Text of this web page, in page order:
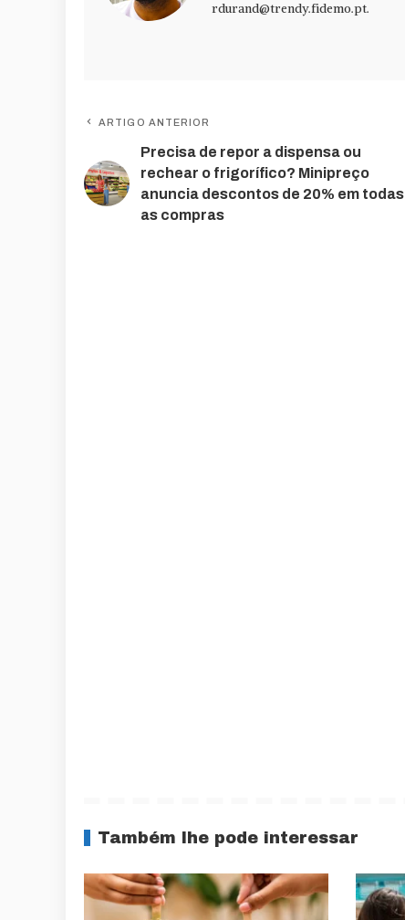
rdurand@trendy.fidemo.pt.
ARTIGO ANTERIOR
Precisa de repor a dispensa ou
rechear o frigorífico? Minipreço
anuncia descontos de 20% em todas
as compras
Também lhe pode interessar